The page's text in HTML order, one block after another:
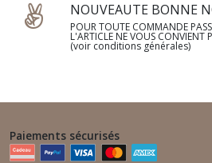
NOUVEAUTE BONNE
POUR TOUTE COMMANDE
L'ARTICLE NE VOUS CONVIENT
(voir conditions générales)
Paiements sécurisés